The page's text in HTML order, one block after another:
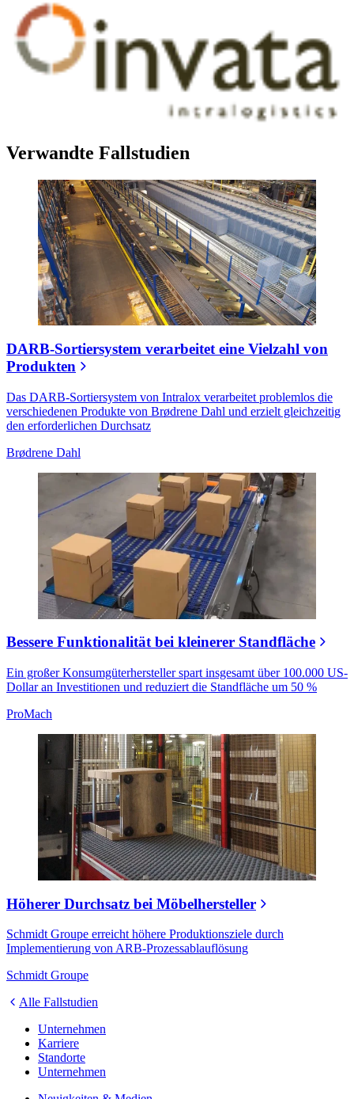
Verwandte Fallstudien
DARB-Sortiersystem verarbeitet eine Vielzahl von
Produkten
Das DARB-Sortiersystem von Intralox verarbeitet problemlos die
verschiedenen Produkte von Brødrene Dahl und erzielt gleichzeitig
den erforderlichen Durchsatz
Brødrene Dahl
Bessere Funktionalität bei kleinerer Standfläche
Ein großer Konsumgüterhersteller spart insgesamt über 100.000 US-
Dollar an Investitionen und reduziert die Standfläche um 50 %
ProMach
Höherer Durchsatz bei Möbelhersteller
Schmidt Groupe erreicht höhere Produktionsziele durch
Implementierung von ARB-Prozessablauflösung
Schmidt Groupe
Alle Fallstudien
Unternehmen
Karriere
Standorte
Unternehmen